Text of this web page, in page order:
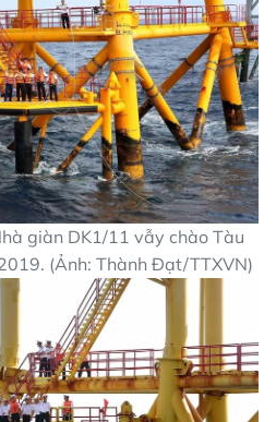
giàn DK1/11 vẫy chào Tàu
(Ảnh: Thành Đạt/TTXVN)